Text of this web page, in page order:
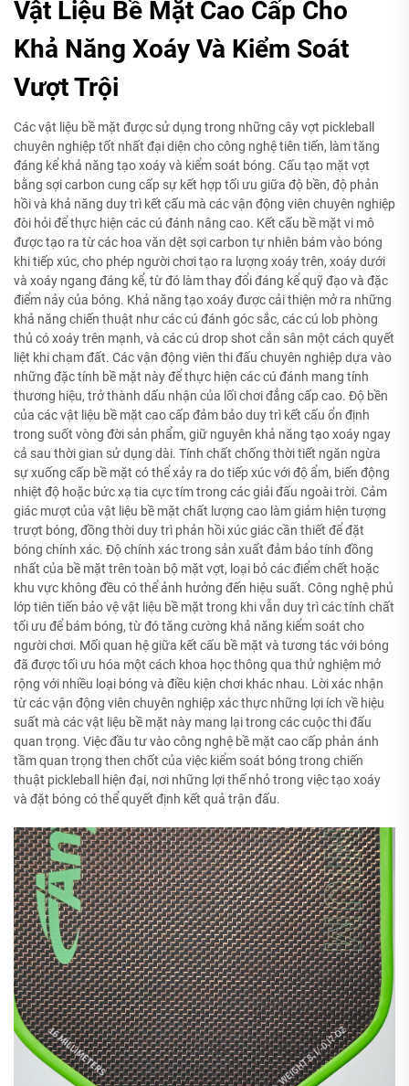
Vật Liệu Bề Mặt Cao Cấp Cho
Khả Năng Xoáy Và Kiểm Soát
Vượt Trội
Các vật liệu bề mặt được sử dụng trong những cây vợt pickleball
chuyên nghiệp tốt nhất đại diện cho công nghệ tiên tiến, làm tăng
đáng kể khả năng tạo xoáy và kiểm soát bóng. Cấu tạo mặt vợt
bằng sợi carbon cung cấp sự kết hợp tối ưu giữa độ bền, độ phản
hồi và khả năng duy trì kết cấu mà các vận động viên chuyên nghiệp
đòi hỏi để thực hiện các cú đánh nâng cao. Kết cấu bề mặt vi mô
được tạo ra từ các hoa văn dệt sợi carbon tự nhiên bám vào bóng
khi tiếp xúc, cho phép người chơi tạo ra lượng xoáy trên, xoáy dưới
và xoáy ngang đáng kể, từ đó làm thay đổi đáng kể quỹ đạo và đặc
điểm nảy của bóng. Khả năng tạo xoáy được cải thiện mở ra những
khả năng chiến thuật như các cú đánh góc sắc, các cú lob phòng
thủ có xoáy trên mạnh, và các cú drop shot cắn sân một cách quyết
liệt khi chạm đất. Các vận động viên thi đấu chuyên nghiệp dựa vào
những đặc tính bề mặt này để thực hiện các cú đánh mang tính
thương hiệu, trở thành dấu nhận của lối chơi đẳng cấp cao. Độ bền
của các vật liệu bề mặt cao cấp đảm bảo duy trì kết cấu ổn định
trong suốt vòng đời sản phẩm, giữ nguyên khả năng tạo xoáy ngay
cả sau thời gian sử dụng dài. Tính chất chống thời tiết ngăn ngừa
sự xuống cấp bề mặt có thể xảy ra do tiếp xúc với độ ẩm, biến động
nhiệt độ hoặc bức xạ tia cực tím trong các giải đấu ngoài trời. Cảm
giác mượt của vật liệu bề mặt chất lượng cao làm giảm hiện tượng
trượt bóng, đồng thời duy trì phản hồi xúc giác cần thiết để đặt
bóng chính xác. Độ chính xác trong sản xuất đảm bảo tính đồng
nhất của bề mặt trên toàn bộ mặt vợt, loại bỏ các điểm chết hoặc
khu vực không đều có thể ảnh hưởng đến hiệu suất. Công nghệ phủ
lớp tiên tiến bảo vệ vật liệu bề mặt trong khi vẫn duy trì các tính chất
tối ưu để bám bóng, từ đó tăng cường khả năng kiểm soát cho
người chơi. Mối quan hệ giữa kết cấu bề mặt và tương tác với bóng
đã được tối ưu hóa một cách khoa học thông qua thử nghiệm mở
rộng với nhiều loại bóng và điều kiện chơi khác nhau. Lời xác nhận
từ các vận động viên chuyên nghiệp xác thực những lợi ích về hiệu
suất mà các vật liệu bề mặt này mang lại trong các cuộc thi đấu
quan trọng. Việc đầu tư vào công nghệ bề mặt cao cấp phản ánh
tầm quan trọng then chốt của việc kiểm soát bóng trong chiến
thuật pickleball hiện đại, nơi những lợi thế nhỏ trong việc tạo xoáy
và đặt bóng có thể quyết định kết quả trận đấu.